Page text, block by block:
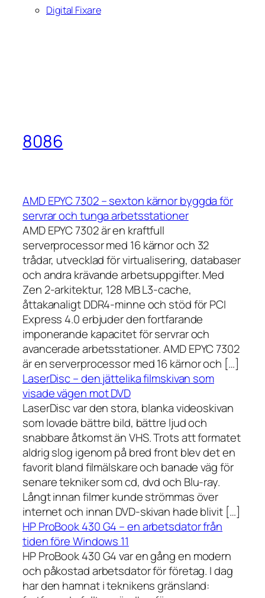
Digital Fixare
8086
AMD EPYC 7302 – sexton kärnor byggda för
servrar och tunga arbetsstationer
AMD EPYC 7302 är en kraftfull
serverprocessor med 16 kärnor och 32
trådar, utvecklad för virtualisering, databaser
och andra krävande arbetsuppgifter. Med
Zen 2-arkitektur, 128 MB L3-cache,
åttakanaligt DDR4-minne och stöd för PCI
Express 4.0 erbjuder den fortfarande
imponerande kapacitet för servrar och
avancerade arbetsstationer. AMD EPYC 7302
är en serverprocessor med 16 kärnor och […]
LaserDisc – den jättelika filmskivan som
visade vägen mot DVD
LaserDisc var den stora, blanka videoskivan
som lovade bättre bild, bättre ljud och
snabbare åtkomst än VHS. Trots att formatet
aldrig slog igenom på bred front blev det en
favorit bland filmälskare och banade väg för
senare tekniker som cd, dvd och Blu-ray.
Långt innan filmer kunde strömmas över
internet och innan DVD-skivan hade blivit […]
HP ProBook 430 G4 – en arbetsdator från
tiden före Windows 11
HP ProBook 430 G4 var en gång en modern
och påkostad arbetsdator för företag. I dag
har den hamnat i teknikens gränsland: